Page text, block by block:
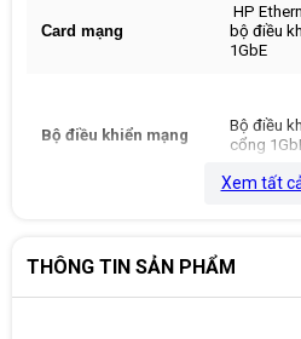
Card mạng
HP
bộ điều
1GbE
Bộ điều khiển mạng
Bộ điều
cổng
Cổng
Xem tất
THÔNG TIN SẢN PHẨM